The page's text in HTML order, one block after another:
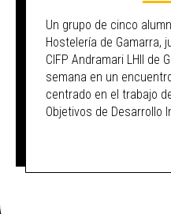
Un grupo de cinco
Hostelería de Gamarra,
CIFP Andramari LHII de
semana en un
centrado en el trabajo
Objetivos de Desarrollo